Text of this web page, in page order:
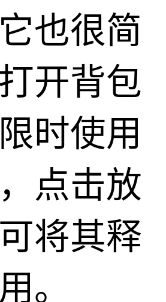
也很简
开背包
时使用
点击放
将其释
。